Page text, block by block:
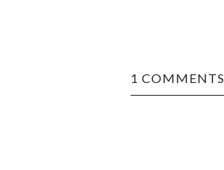
1 COMMENTS